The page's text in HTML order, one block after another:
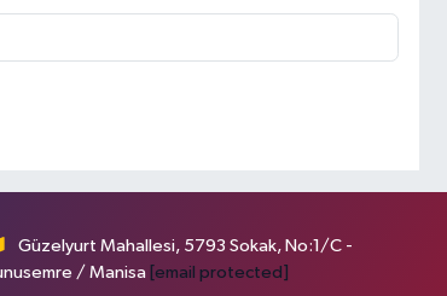
Güzelyurt Mahallesi, 5793 Sokak, No:1/C -
/ Manisa [email protected]